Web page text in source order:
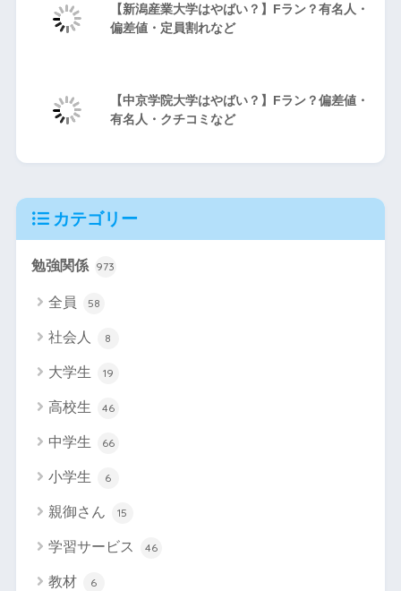
【新潟産業大学はやばい？】Fラン？有名人・
偏差値・定員割れなど
【中京学院大学はやばい？】Fラン？偏差値・
有名人・クチコミなど
カテゴリー
勉強関係 973
全員 58
社会人 8
大学生 19
高校生 46
中学生 66
小学生 6
親御さん 15
学習サービス 46
教材 6